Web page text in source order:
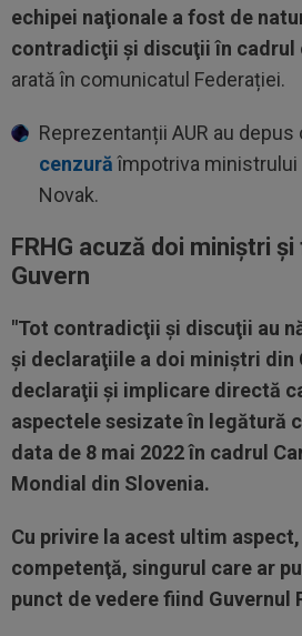
echipei naţionale a fost de
contradicţii şi discuţii în cadrul
arată în comunicatul Federației.
Reprezentanții AUR au depus
cenzurăîmpotriva ministrului
Novak.
FRHG acuză doi miniștri
Guvern
"Tot contradicţii şi discuţii au
şi declaraţiile a doi miniştri din
declaraţii şi implicare directă
aspectele sesizate în legătură
data de 8 mai 2022 în cadrul
Mondial din Slovenia.
Cu privire la acest ultim aspect,
competenţă, singurul care ar
punct de vedere fiind Guvernul